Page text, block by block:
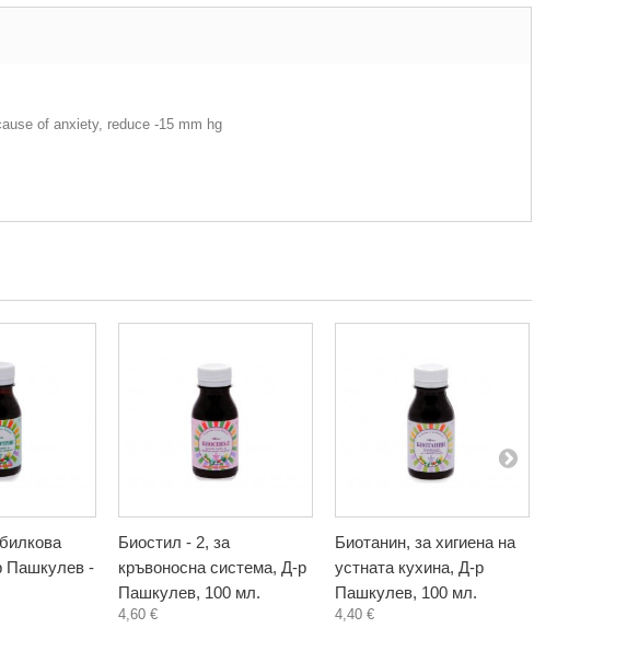
of anxiety, reduce -15 mm hg
Пашкулев -
Биостил - 2, за
кръвоносна система, Д-р
Пашкулев, 100 мл.
4,60 €
Биотанин, за хигиена на
устната кухина, Д-р
Пашкулев, 100 мл.
4,40 €